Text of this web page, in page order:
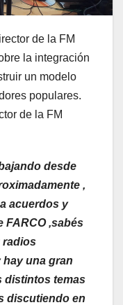
de la FM
la integración
un modelo
populares.
de la FM
desde
,
acuerdos y
FARCO ,sabés
radios
una gran
distintos temas
discutiendo en